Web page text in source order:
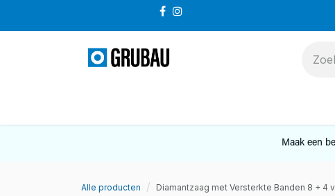
Maak een
Alle producten Diamantzaag met Versterkte Banden 8 + 4